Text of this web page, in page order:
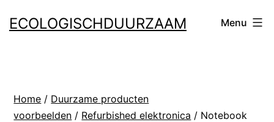
naar
ECOLOGISCHDUURZAAM Menu
Home / Duurzame producten
voorbeelden / Refurbished elektronica / Notebook